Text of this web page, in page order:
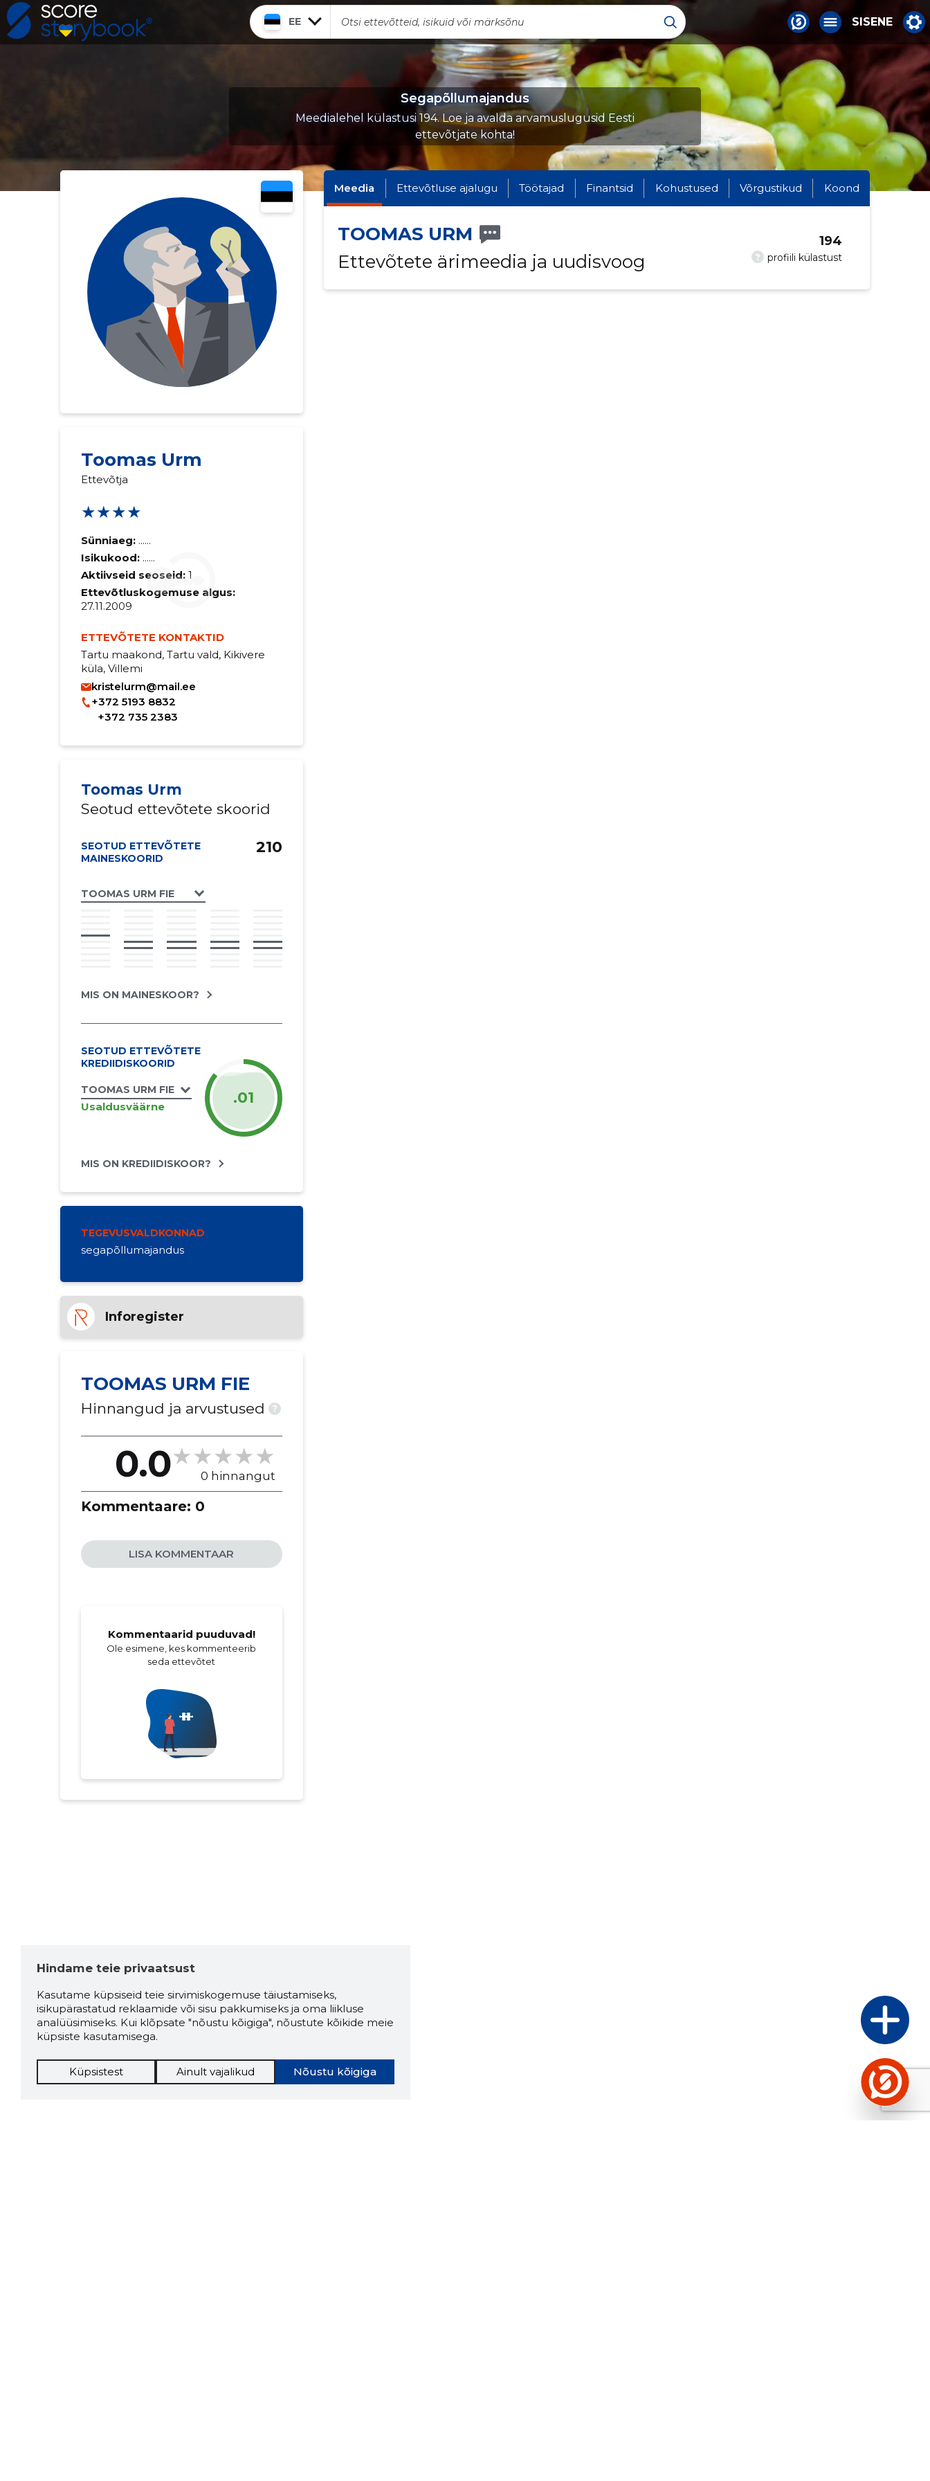
EE SISENE
Segapõllumajandus
Meedialehel külastusi 194. Loe ja avalda arvamuslugusid Eesti
ettevõtjate kohta!
Toomas Urm
Ettevõtja
★★★★
Sünniaeg: ......
Isikukood: ......
Aktiivseid seoseid: 1
Ettevõtluskogemuse algus:
27.11.2009
ETTEVÕTETE KONTAKTID
Tartu maakond, Tartu vald, Kikivere
küla, Villemi
kristelurm@mail.ee
+372 5193 8832
+372 735 2383
Toomas Urm
Seotud ettevõtete skoorid
SEOTUD ETTEVÕTETE
MAINESKOORID
TOOMAS URM FIE
210
MIS ON MAINESKOOR?
SEOTUD ETTEVÕTETE
KREDIIDISKOORID
TOOMAS URM FIE
Usaldusväärne .01
MIS ON KREDIIDISKOOR?
TEGEVUSVALDKONNAD
segapõllumajandus
Inforegister
TOOMAS URM FIE
Hinnangud ja arvustused ?
0.0 0 hinnangut
Kommentaare: 0
LISA KOMMENTAAR
Kommentaarid puuduvad!
Ole esimene, kes kommenteerib
seda ettevõtet
Meedia Ettevõtluse ajalugu Töötajad Finantsid Kohustused Võrgustikud Koond
TOOMAS URM
Ettevõtete ärimeedia ja uudisvoog
? profiili külastust
194
Hindame teie privaatsust
Kasutame küpsiseid teie sirvimiskogemuse täiustamiseks,
isikupärastatud reklaamide või sisu pakkumiseks ja oma liikluse
analüüsimiseks. Kui klõpsate "nõustu kõigiga", nõustute kõikide meie
küpsiste kasutamisega.
Nõustu kõigiga
Küpsistest Ainult vajalikud